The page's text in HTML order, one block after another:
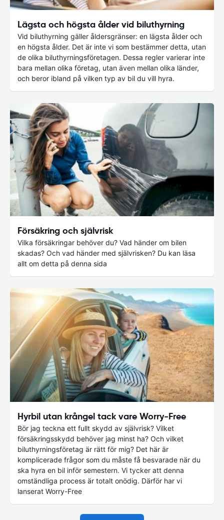
Lägsta och högsta ålder vid biluthyrning
Vid biluthyrning gäller åldersgränser: en lägsta ålder och
en högsta ålder. Det är inte vi som bestämmer detta, utan
de olika biluthyrningsföretagen. Dessa regler varierar inte
bara mellan olika företag, utan även mellan olika länder,
och beror ibland på vilken typ av bil du vill hyra.
Försäkring och självrisk
Vilka försäkringar behöver du? Vad händer om bilen
skadas? Och vad händer med självrisken? Du kan läsa
allt om detta på denna sida
Hyrbil utan krångel tack vare Worry-Free
Bör jag teckna ett fullt skydd av självrisk? Vilket
försäkringsskydd behöver jag minst ha? Och vilket
biluthyrningsföretag är rätt för mig? Det här är
komplicerade frågor som du måste få besvarade när du
ska hyra en bil inför semestern. Vi tycker att denna
omständliga process är totalt onödig. Därför har vi
lanserat Worry-Free